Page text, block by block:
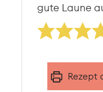
gute Laune
Rezept